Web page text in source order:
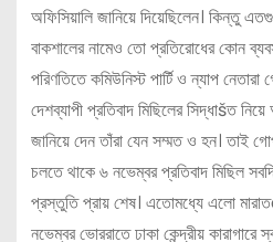
অফিসিয়ালি জানিয়ে দিয়েছিলেন। কিন্তু
বাকশালের নামেও তো প্রতিরোধের কোন
পরিণতিতে কমিউনিস্ট পার্টি ও ন্যাপ
দেশব্যাপী প্রতিবাদ মিছিলের সিদ্ধাšত
জানিয়ে দেন তাঁরা যেন সম্মত ও হন। তাই
চলতে থাকে ৬ নভেম্বর প্রতিবাদ মিছিল
প্রস্তুতি প্রায় শেষ। এতোমধ্যে এলো
নভেম্বর ভোররাতে ঢাকা কেন্দ্রীয় কারাগারে